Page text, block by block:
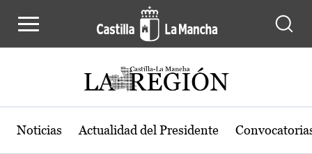
Actualidad de la región de Castilla-
Noticias Actualidad del Presidente